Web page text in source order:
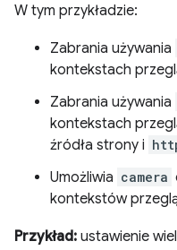
W tym przykładzie:
Zabrania używania
kontekstach
Zabrania używania
kontekstach
źródła strony i
Umożliwia camera
kontekstów
Przykład: ustawienie